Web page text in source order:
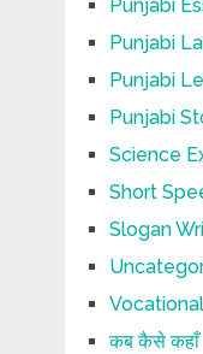
Punjabi
Punjabi
Punjabi
Punjabi
Science
Short
Slogan
कब कैसे कहाँ